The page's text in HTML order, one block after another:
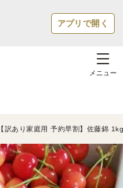
アプリで開く
メニュー
【訳あり家庭用 予約早割】佐藤錦